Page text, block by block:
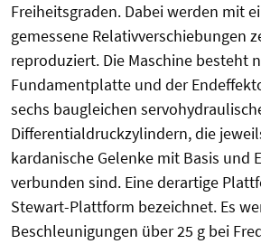
Freiheitsgraden. Dabei werden mit
gemessene Relativverschiebungen
reproduziert. Die Maschine besteht
Fundamentplatte und der
sechs baugleichen
Differentialdruckzylindern, die
kardanische Gelenke mit Basis und
verbunden sind. Eine derartige
Stewart-Plattform bezeichnet. Es
Beschleunigungen über 25 g bei